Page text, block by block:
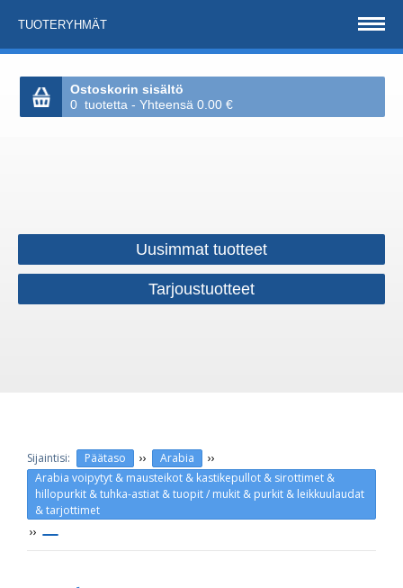
TUOTERYHMÄT
Ostoskorin sisältö
0 tuotetta - Yhteensä 0.00 €
Uusimmat tuotteet
Tarjoustuotteet
Päätaso ›› Arabia ››
Arabia voipytyt & mausteikot & kastikepullot & sirottimet &
hillopurkit & tuhka-astiat & tuopit / mukit & purkit & leikkuulaudat
& tarjottimet
››